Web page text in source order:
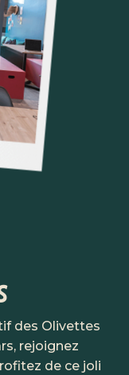
des Olivettes
rejoignez
de ce joli